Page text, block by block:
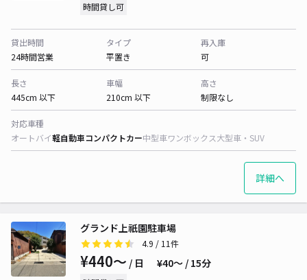
時間貸し可
貸出時間
24時間営業
タイプ
平置き
再入庫
可
長さ
445cm 以下
車幅
210cm 以下
高さ
制限なし
対応車種
オートバイ軽自動車コンパクトカー中型車ワンボックス大型車・SUV
詳細へ
グランド上祇園駐車場
4.9 / 11件
¥440〜 / 日 ¥40〜 / 15分